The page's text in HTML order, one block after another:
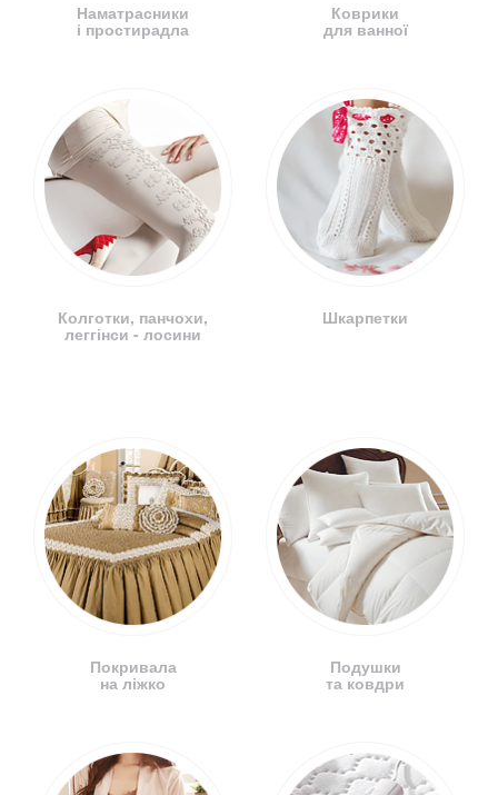
Наматрасники
і простирадла
Колготки, панчохи,
леггінси - лосини
Коврики
для ванної
Шкарпетки
Покривала
на ліжко
Подушки
та ковдри